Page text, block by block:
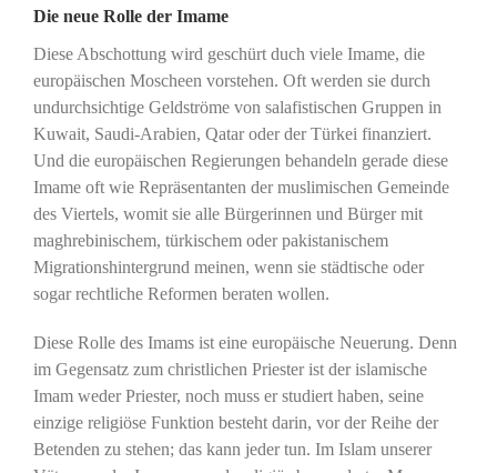
Die neue Rolle der Imame
Diese Abschottung wird geschürt duch viele Imame, die
europäischen Moscheen vorstehen. Oft werden sie durch
undurchsichtige Geldströme von salafistischen Gruppen in
Kuwait, Saudi-Arabien, Qatar oder der Türkei finanziert.
Und die europäischen Regierungen behandeln gerade diese
Imame oft wie Repräsentanten der muslimischen Gemeinde
des Viertels, womit sie alle Bürgerinnen und Bürger mit
maghrebinischem, türkischem oder pakistanischem
Migrationshintergrund meinen, wenn sie städtische oder
sogar rechtliche Reformen beraten wollen.
Diese Rolle des Imams ist eine europäische Neuerung. Denn
im Gegensatz zum christlichen Priester ist der islamische
Imam weder Priester, noch muss er studiert haben, seine
einzige religiöse Funktion besteht darin, vor der Reihe der
Betenden zu stehen; das kann jeder tun. Im Islam unserer